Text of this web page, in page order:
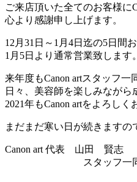
ご来店頂いた全てのお客様に
心より感謝申し上げます。
12月31日～1月4日迄の5日間
1月5日より通常営業致します。
来年度もCanon artスタッフ
日々、美容師を楽しみながら
2021年もCanon artをよろしく
まだまだ寒い日が続きますの
Canon art 代表 山田 賢志
スタッフ一